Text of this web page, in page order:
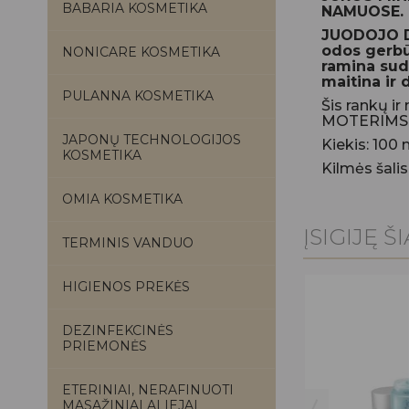
BABARIA KOSMETIKA
NONICARE KOSMETIKA
PULANNA KOSMETIKA
JAPONŲ TECHNOLOGIJOS
KOSMETIKA
OMIA KOSMETIKA
TERMINIS VANDUO
HIGIENOS PREKĖS
DEZINFEKCINĖS
PRIEMONĖS
ETERINIAI, NERAFINUOTI
MASAŽINIAI ALIEJAI
NAMUOSE.
odos
ramina
maitina ir
Šis rankų
Kiekis: 100
Kilmės
ĮSIGIJĘ
H&B KŪNO SVIESTAS SU
18,00 € Į KREPŠELĮ